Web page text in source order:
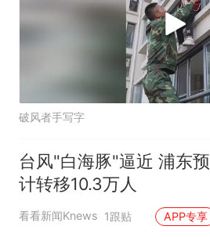
破风者手写字
台风"白海豚"逼近 浦东预
计转移10.3万人
看看新闻Knews 1跟贴 APP专享